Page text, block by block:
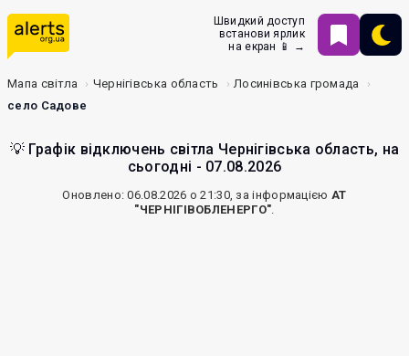
Швидкий доступ
встанови ярлик
на екран 📱 →
Мапа світла Чернігівська область
Лосинівська громада
село Садове
💡 Графік відключень світла Чернігівська область, на
сьогодні - 07.08.2026
Оновлено: 06.08.2026 о 21:30, за інформацією АТ
"ЧЕРНІГІВОБЛЕНЕРГО".